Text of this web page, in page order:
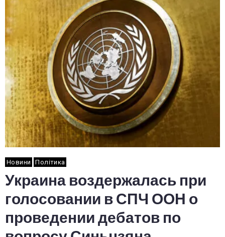
Новини Політика
Украина воздержалась при
голосовании в СПЧ ООН о
проведении дебатов по